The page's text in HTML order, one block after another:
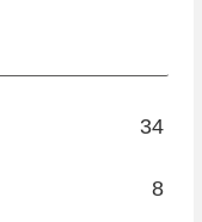
34
8